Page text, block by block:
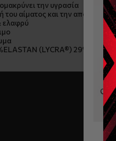
την υγρασία
του αίματος και την
ελαφρύ
(LYCRA®) 29%